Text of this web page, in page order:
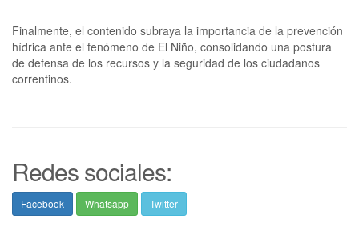
Finalmente, el contenido subraya la importancia de la prevención
hídrica ante el fenómeno de El Niño, consolidando una postura
de defensa de los recursos y la seguridad de los ciudadanos
correntinos.
Redes sociales:
Facebook Whatsapp Twitter